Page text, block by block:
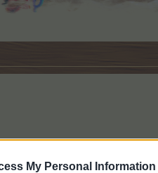
My Personal Information